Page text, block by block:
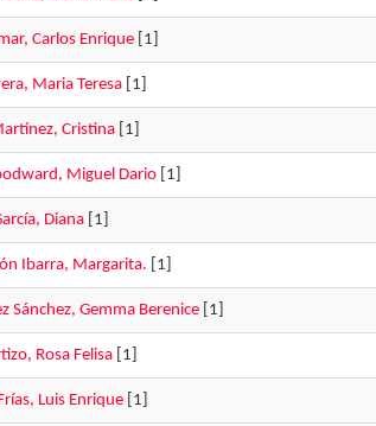
Carlos Enrique[1]
Maria Teresa[1]
Cristina[1]
Miguel Dario[1]
Diana[1]
Ibarra, Margarita. [1]
Sánchez, Gemma Berenice[1]
Rosa Felisa[1]
Luis Enrique[1]